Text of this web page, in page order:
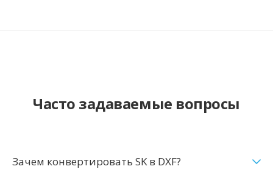
Часто задаваемые вопросы
Зачем конвертировать SK в DXF?